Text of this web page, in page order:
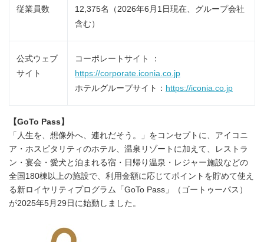
従業員数
12,375名（2026年6月1日現在、グループ会社
含む）
公式ウェブ
サイト
コーポレートサイト ：
https://corporate.iconia.co.jp
ホテルグループサイト： https://iconia.co.jp
【GoTo Pass 】
「人生を、想像外へ、連れだそう。」をコンセプトに、アイコニ
ア・ホスピタリティのホテル、温泉リゾートに加えて、レストラ
ン・宴会・愛犬と泊まれる宿・日帰り温泉・レジャー施設などの
全国180棟以上の施設で、利用金額に応じてポイントを貯めて使え
る新ロイヤリティプログラム「GoTo Pass」（ゴートゥーパス）
が2025年5月29日に始動しました。